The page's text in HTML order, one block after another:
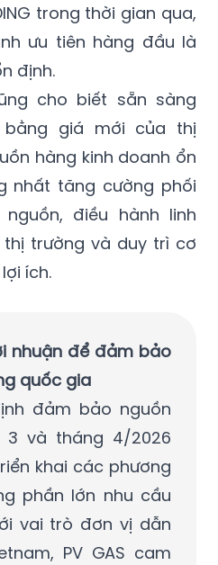
trong thời gian qua,
ưu tiên hàng đầu là
định.
cho biết sẵn sàng
giá mới của thị
hàng kinh doanh ổn
nhất tăng cường phối
điều hành linh
trường và duy trì cơ
ích.
nhuận để đảm bảo
quốc gia
đảm bảo nguồn
3 và tháng 4/2026
khai các phương
phần lớn nhu cầu
vai trò đơn vị dẫn
PV GAS cam